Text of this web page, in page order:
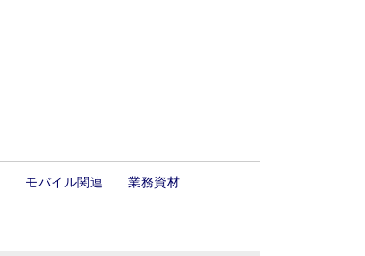
モバイル関連 業務資材